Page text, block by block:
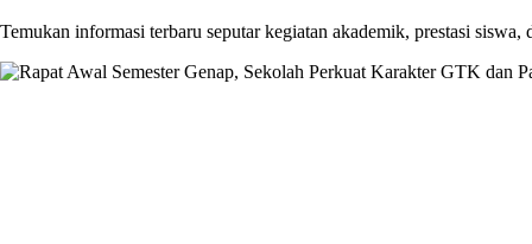
Temukan informasi terbaru seputar kegiatan akademik, prestasi siswa,